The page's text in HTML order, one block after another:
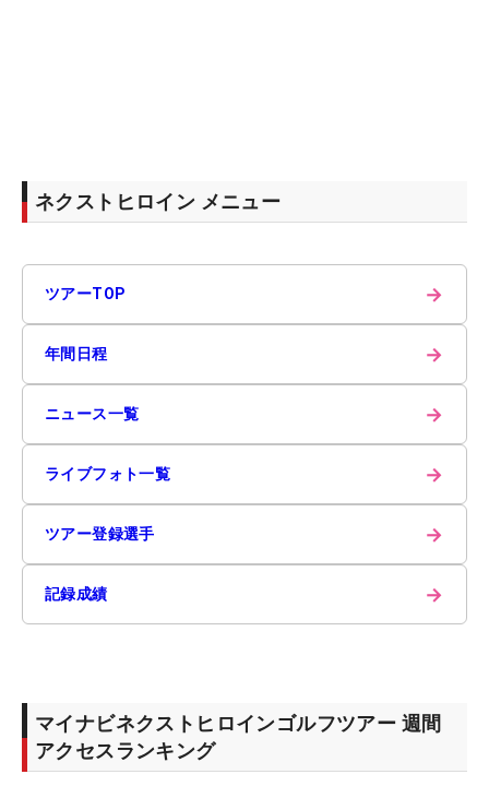
ネクストヒロイン メニュー
ツアーTOP →
年間日程 →
ニュース一覧 →
ライブフォト一覧 →
ツアー登録選手 →
記録成績 →
マイナビネクストヒロインゴルフツアー 週間
アクセスランキング